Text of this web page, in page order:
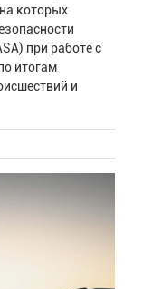
которых
при работе с
итогам
и